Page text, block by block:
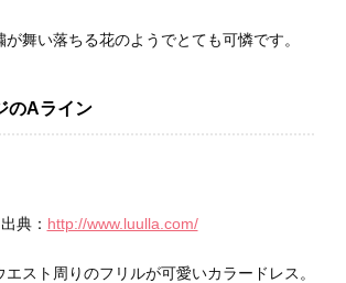
舞い落ちる花のようでとても可憐です。
のAライン
出典： http://www.luulla.com/
スト周りのフリルが可愛いカラードレス。